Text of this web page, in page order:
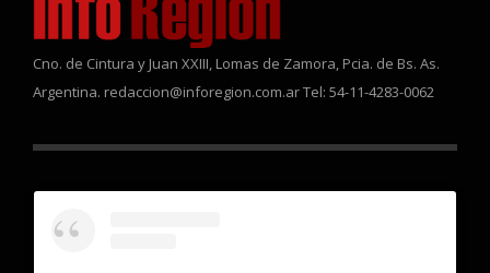
Cno. de Cintura y Juan XXIII, Lomas de Zamora, Pcia. de Bs. As.
Argentina. redaccion@inforegion.com.ar Tel: 54-11-4283-0062